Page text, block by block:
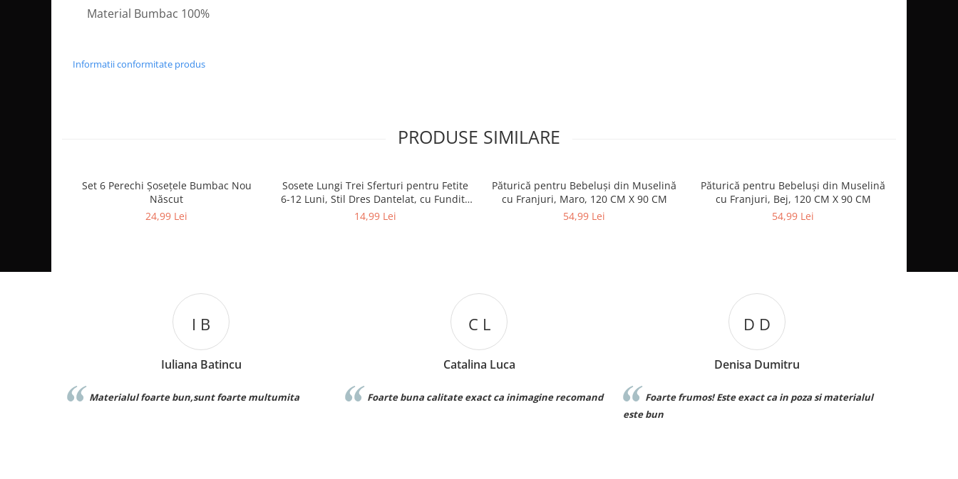
Material Bumbac 100%
Informatii conformitate produs
PRODUSE SIMILARE
Set 6 Perechi Şosețele Bumbac Nou
Născut
24,99 Lei
Sosete Lungi Trei Sferturi pentru Fetite
6-12 Luni, Stil Dres Dantelat, cu Fundita
Eleganta
14,99 Lei
Păturică pentru Bebeluși din Muselină
cu Franjuri, Maro, 120 CM X 90 CM
54,99 Lei
Păturică pentru Bebeluși din Muselină
cu Franjuri, Bej, 120 CM X 90 CM
54,99 Lei
I B
Iuliana Batincu
Materialul foarte bun,sunt foarte multumita
C L
Catalina Luca
Foarte buna calitate exact ca inimagine recomand
D D
Denisa Dumitru
Foarte frumos! Este exact ca in poza si materialul
este bun